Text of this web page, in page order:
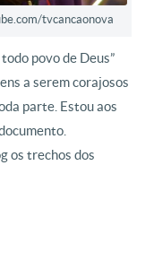
tvcancaonova
povo de Deus”
a serem corajosos
parte. Estou aos
os trechos dos